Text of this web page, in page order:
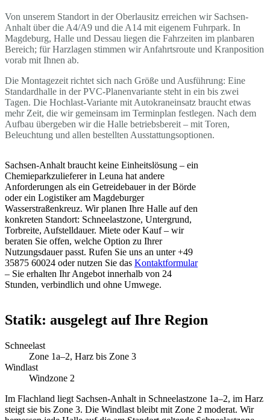
Von unserem Standort in der Oberlausitz erreichen wir Sachsen-
Anhalt über die A4/A9 und die A14 mit eigenem Fuhrpark. In
Magdeburg, Halle und Dessau liegen die Fahrzeiten im planbaren
Bereich; für Harzlagen stimmen wir Anfahrtsroute und Kranposition
vorab mit Ihnen ab.
Die Montagezeit richtet sich nach Größe und Ausführung: Eine
Standardhalle in der PVC-Planenvariante steht in ein bis zwei
Tagen. Die Hochlast-Variante mit Autokraneinsatz braucht etwas
mehr Zeit, die wir gemeinsam im Terminplan festlegen. Nach dem
Aufbau übergeben wir die Halle betriebsbereit – mit Toren,
Beleuchtung und allen bestellten Ausstattungsoptionen.
Sachsen-Anhalt braucht keine Einheitslösung – ein
Chemieparkzulieferer in Leuna hat andere
Anforderungen als ein Getreidebauer in der Börde
oder ein Logistiker am Magdeburger
Wasserstraßenkreuz. Wir planen Ihre Halle auf den
konkreten Standort: Schneelastzone, Untergrund,
Torbreite, Aufstelldauer. Miete oder Kauf – wir
beraten Sie offen, welche Option zu Ihrer
Nutzungsdauer passt. Rufen Sie uns an unter +49
35875 60024 oder nutzen Sie das Kontaktformular
– Sie erhalten Ihr Angebot innerhalb von 24
Stunden, verbindlich und ohne Umwege.
Statik: ausgelegt auf Ihre Region
Schneelast
Zone 1a–2, Harz bis Zone 3
Windlast
Windzone 2
Im Flachland liegt Sachsen-Anhalt in Schneelastzone 1a–2, im Harz
steigt sie bis Zone 3. Die Windlast bleibt mit Zone 2 moderat. Wir